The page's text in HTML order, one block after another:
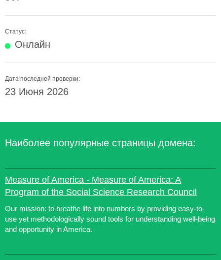
Статус:
Онлайн
Дата последней проверки:
23 Июня 2026
Наиболее популярные страницы домена:
Measure of America - Measure of America: A
Program of the Social Science Research Council
Our mission: to breathe life into numbers by providing easy-to-
use yet methodologically sound tools for understanding well-being
and opportunity in America.